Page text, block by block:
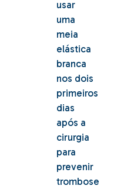
usar
uma
meia
elástica
branca
nos dois
primeiros
dias
após a
cirurgia
para
prevenir
trombose